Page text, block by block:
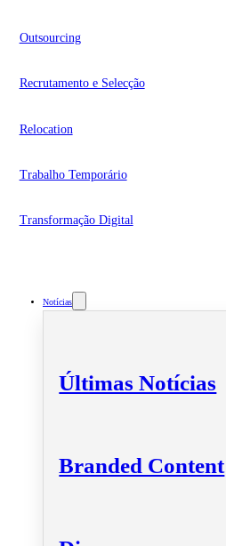
Outsourcing
Recrutamento e Selecção
Relocation
Trabalho Temporário
Transformação Digital
Notícias
Últimas Notícias
Branded Content